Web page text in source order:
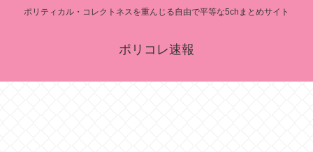
ポリティカル・コレクトネスを重んじる自由で平等な5chまとめサイト
ポリコレ速報